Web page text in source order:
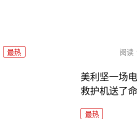
最热 阅读
美利坚一场
救护机送了命
最热